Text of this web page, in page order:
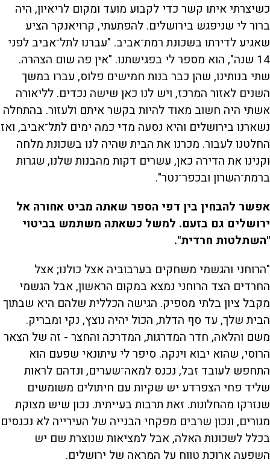
כשיצרתי איתו קשר כדי לקבוע מועד ומקום לריאיון, היה
ברור לי שניפגש בירושלים. להפתעתי, קרויאנקר הציע
שאגיע לדירתו בשכונת רמת־אביב. "עברנו לתל־אביב לפני
14 שנה", הוא מספר לי בפגישתנו. "אין פה שום הצהרה.
שתי בנותינו, שהן כבר בנות חמישים פלוס, עברו במשך
השנים לאזור המרכז, ויש לנו כאן שישה נכדים. לליאורה
אשתי היה חשוב מאוד להיות בקשר איתם ולעזור. בהתחלה
נשארנו בירושלים והיא נסעה מדי כמה ימים לתל־אביב, ואז
החלטנו לעבור. מכרנו את הבית שהיה לנו בשכונת מלחה
וקנינו את הדירה כאן, עשרים דקות מהבנות שלנו, שגרות
ברמת־השרון ובכפר־נטר".
אפשר להבחין בין דפי הספר שאתה מביט אחורה אל
ירושלים גם בזעם. למשל כשאתה משתמש בביטוי
"השתלטות חרדית".
"הרוחני והגשמי משחקים בערבוביה אצל כולנו; אצל
החרדים הצד הרוחני נמצא במקום הראשון, אבל הגשמי
מקבל ציון בלתי מספיק. הגישה הכללית שלהם היא שבתוך
הבית שלך, עד סף הדלת, הכול יהיה נוצץ, נקי ומבריק.
משם והלאה, חדר המדרגות, המדרכה והחצר - זה של הצאר
הרוסי, שהוא יבוא וינקה. סיפר לי עיתונאי שפעם הוא
התחפש לעובד זבל, נכנס למאה־שערים, ונדהם לראות
שליד פחי הצפרדע יש שקיות עם חיתולים משומשים
שנזרקו מהחלונות. זאת תרבות בעייתית. נכון שיש מצוקת
מגורים, ונכון שרבים מפקחי הבנייה של העירייה לא נכנסים
בכלל לשכונות האלה, אבל למציאות שנוצרת שם יש
השפעה ארוכת טווח על המראה של ירושלים.